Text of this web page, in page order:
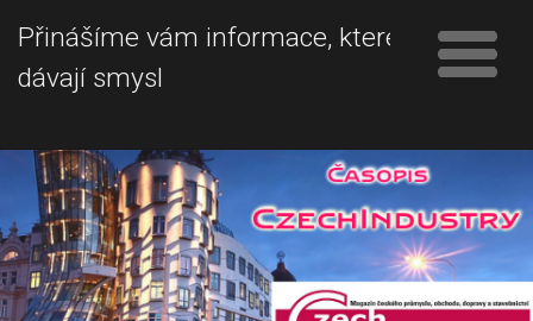
Přinášíme vám informace, které
dávají smysl